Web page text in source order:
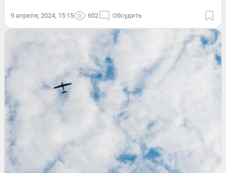
9 апреля, 2024, 15:15 602 Обсудить